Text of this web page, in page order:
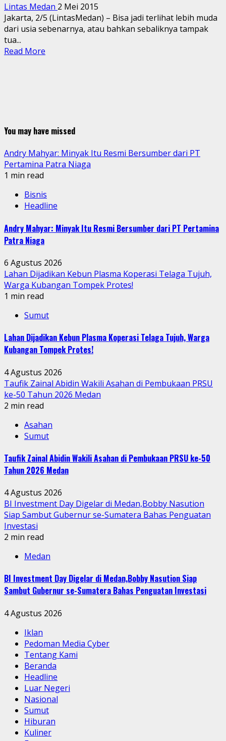
Lintas Medan 2 Mei 2015
Jakarta, 2/5 (LintasMedan) – Bisa jadi terlihat lebih muda
dari usia sebenarnya, atau bahkan sebaliknya tampak
tua...
Read More
You may have missed
Andry Mahyar: Minyak Itu Resmi Bersumber dari PT
Pertamina Patra Niaga
1 min read
Bisnis
Headline
Andry Mahyar: Minyak Itu Resmi Bersumber dari PT Pertamina
Patra Niaga
6 Agustus 2026
Lahan Dijadikan Kebun Plasma Koperasi Telaga Tujuh,
Warga Kubangan Tompek Protes!
1 min read
Sumut
Lahan Dijadikan Kebun Plasma Koperasi Telaga Tujuh, Warga
Kubangan Tompek Protes!
4 Agustus 2026
Taufik Zainal Abidin Wakili Asahan di Pembukaan PRSU
ke-50 Tahun 2026 Medan
2 min read
Asahan
Sumut
Taufik Zainal Abidin Wakili Asahan di Pembukaan PRSU ke-50
Tahun 2026 Medan
4 Agustus 2026
BI Investment Day Digelar di Medan,Bobby Nasution
Siap Sambut Gubernur se-Sumatera Bahas Penguatan
Investasi
2 min read
Medan
BI Investment Day Digelar di Medan,Bobby Nasution Siap
Sambut Gubernur se-Sumatera Bahas Penguatan Investasi
4 Agustus 2026
Iklan
Pedoman Media Cyber
Tentang Kami
Beranda
Headline
Luar Negeri
Nasional
Sumut
Hiburan
Kuliner